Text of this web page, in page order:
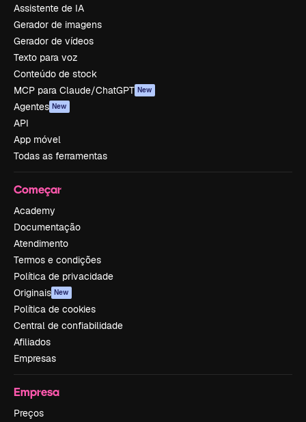
Assistente de IA
Gerador de imagens
Gerador de vídeos
Texto para voz
Conteúdo de stock
MCP para Claude/ChatGPT New
Agentes New
API
App móvel
Todas as ferramentas
Começar
Academy
Documentação
Atendimento
Termos e condições
Política de privacidade
Originais New
Política de cookies
Central de confiabilidade
Afiliados
Empresas
Empresa
Preços